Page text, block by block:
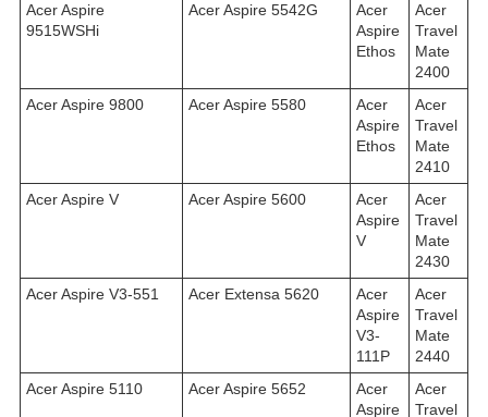
Acer Aspire
9515WSHi
Acer Aspire 5542G
Acer
Aspire
Ethos
Acer
Travel
Mate
2400
Acer Aspire 9800
Acer Aspire 5580
Acer
Aspire
Ethos
Acer
Travel
Mate
2410
Acer Aspire V
Acer Aspire 5600
Acer
Aspire
V
Acer
Travel
Mate
2430
Acer Aspire V3-551
Acer Extensa 5620
Acer
Aspire
V3-
111P
Acer
Travel
Mate
2440
Acer Aspire 5110
Acer Aspire 5652
Acer
Aspire
Acer
Travel